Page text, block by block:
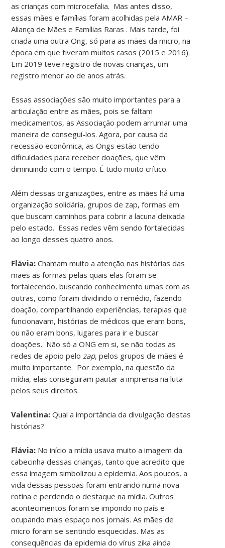
as crianças com microcefalia. Mas antes disso,
essas mães e famílias foram acolhidas pela AMAR –
Aliança de Mães e Famílias Raras . Mais tarde, foi
criada uma outra Ong, só para as mães da micro, na
época em que tiveram muitos casos (2015 e 2016).
Em 2019 teve registro de novas crianças, um
registro menor ao de anos atrás.
Essas associações são muito importantes para a
articulação entre as mães, pois se faltam
medicamentos, as Associação podem arrumar uma
maneira de conseguí-los. Agora, por causa da
recessão econômica, as Ongs estão tendo
dificuldades para receber doações, que vêm
diminuindo com o tempo. É tudo muito crítico.
Além dessas organizações, entre as mães há uma
organização solidária, grupos de zap, formas em
que buscam caminhos para cobrir a lacuna deixada
pelo estado. Essas redes vêm sendo fortalecidas
ao longo desses quatro anos.
Flávia: Chamam muito a atenção nas histórias das
mães as formas pelas quais elas foram se
fortalecendo, buscando conhecimento umas com as
outras, como foram dividindo o remédio, fazendo
doação, compartilhando experiências, terapias que
funcionavam, histórias de médicos que eram bons,
ou não eram bons, lugares para ir e buscar
doações. Não só a ONG em si, se não todas as
redes de apoio pelo zap, pelos grupos de mães é
muito importante. Por exemplo, na questão da
mídia, elas conseguiram pautar a imprensa na luta
pelos seus direitos.
Valentina: Qual a importância da divulgação destas
histórias?
Flávia: No início a mídia usava muito a imagem da
cabecinha dessas crianças, tanto que acredito que
essa imagem simbolizou a epidemia. Aos poucos, a
vida dessas pessoas foram entrando numa nova
rotina e perdendo o destaque na mídia. Outros
acontecimentos foram se impondo no país e
ocupando mais espaço nos jornais. As mães de
micro foram se sentindo esquecidas. Mas as
consequências da epidemia do vírus zika ainda